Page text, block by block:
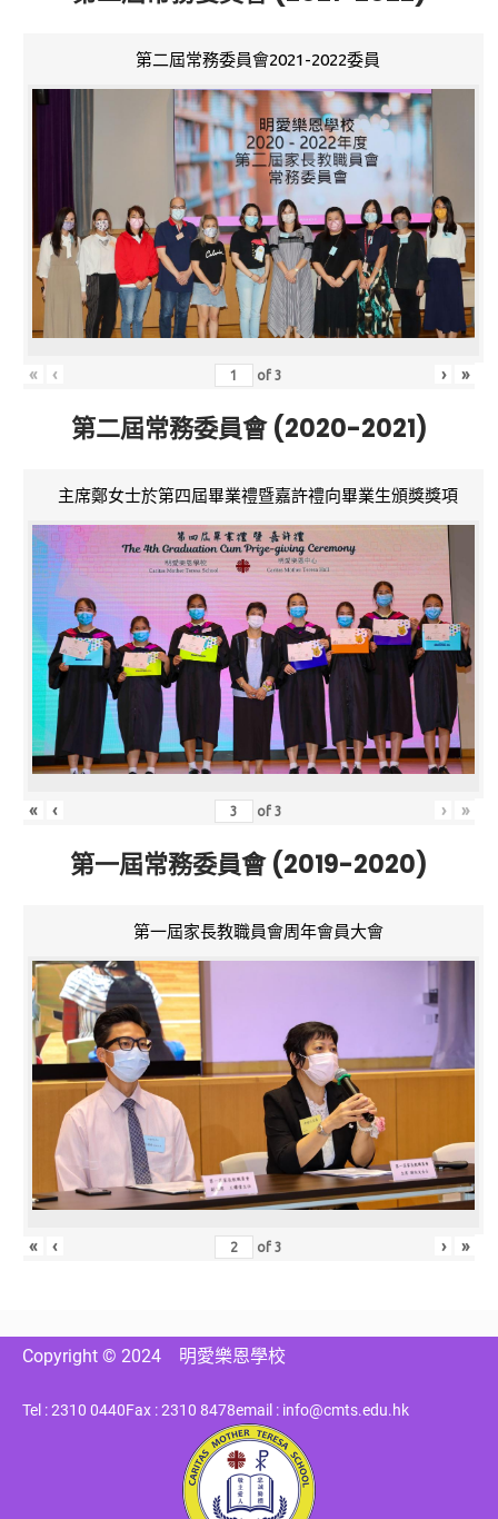
第二屆常務委員會2021-2022委員
« ‹ of3 › »
第二屆常務委員會 (2020-2021)
主席鄭女士於第四屆畢業禮暨嘉許禮向畢業生頒獎獎項
« ‹ of3 › »
第一屆常務委員會 (2019-2020)
第一屆家長教職員會周年會員大會
« ‹ of3 › »
Copyright © 2024 明愛樂恩學校
Tel : 2310 0440Fax : 2310 8478email : info@cmts.edu.hk